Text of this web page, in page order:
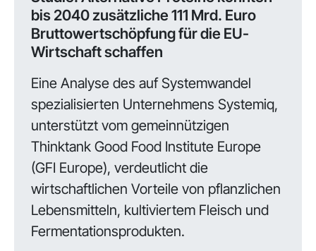
bis 2040 zusätzliche 111 Mrd. Euro
Bruttowertschöpfung für die EU-
Wirtschaft schaffen
Eine Analyse des auf Systemwandel
spezialisierten Unternehmens Systemiq,
unterstützt vom gemeinnützigen
Thinktank Good Food Institute Europe
(GFI Europe), verdeutlicht die
wirtschaftlichen Vorteile von pflanzlichen
Lebensmitteln, kultiviertem Fleisch und
Fermentationsprodukten.